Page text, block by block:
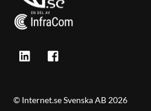
© Internet.se Svenska AB 2026